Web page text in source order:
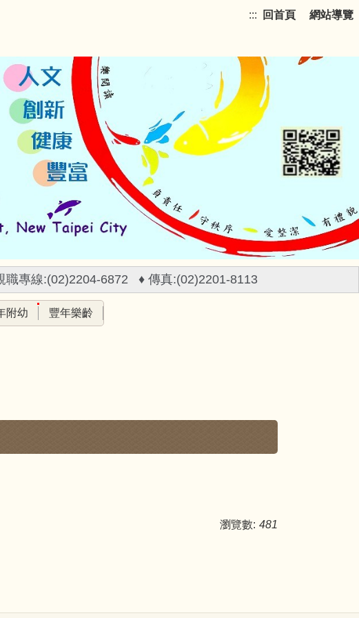
::: 回首頁 網站導覽
專線:(02)2204-6872 ♦ 傳真:(02)2201-8113
附幼 豐年樂齡
瀏覽數: 481